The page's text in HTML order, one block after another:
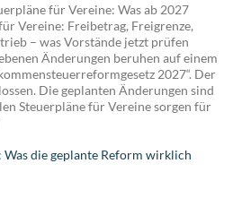
für Vereine: Was ab 2027
Vereine: Freibetrag, Freigrenze,
– was Vorstände jetzt prüfen
Änderungen beruhen auf einem
2027“. Der
Die geplanten Änderungen sind
Steuerpläne für Vereine sorgen für
die geplante Reform wirklich